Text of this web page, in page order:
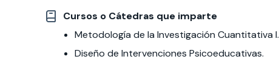
Cursos o Cátedras que imparte
Metodología de la Investigación Cuantitativa I.
Diseño de Intervenciones Psicoeducativas.